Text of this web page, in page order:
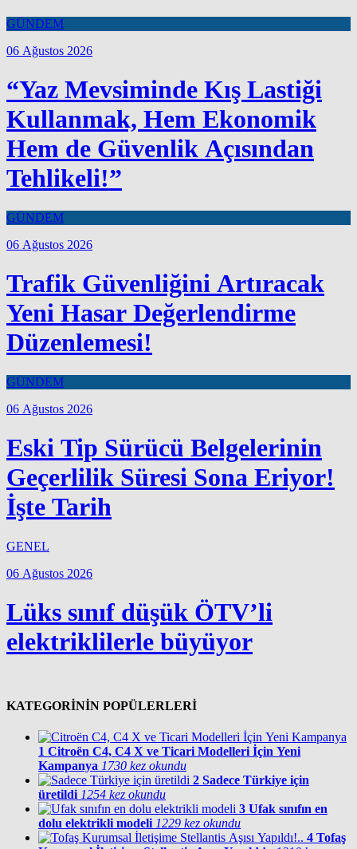
GÜNDEM
06 Ağustos 2026
“Yaz Mevsiminde Kış Lastiği
Kullanmak, Hem Ekonomik
Hem de Güvenlik Açısından
Tehlikeli!”
GÜNDEM
06 Ağustos 2026
Trafik Güvenliğini Artıracak
Yeni Hasar Değerlendirme
Düzenlemesi!
GÜNDEM
06 Ağustos 2026
Eski Tip Sürücü Belgelerinin
Geçerlilik Süresi Sona Eriyor!
İşte Tarih
GENEL
06 Ağustos 2026
Lüks sınıf düşük ÖTV’li
elektriklilerle büyüyor
KATEGORİNİN POPÜLERLERİ
1 Citroën C4, C4 X ve Ticari Modelleri İçin Yeni
Kampanya 1730 kez okundu
2 Sadece Türkiye için
üretildi 1254 kez okundu
3 Ufak sınıfın en
dolu elektrikli modeli 1229 kez okundu
4 Tofaş